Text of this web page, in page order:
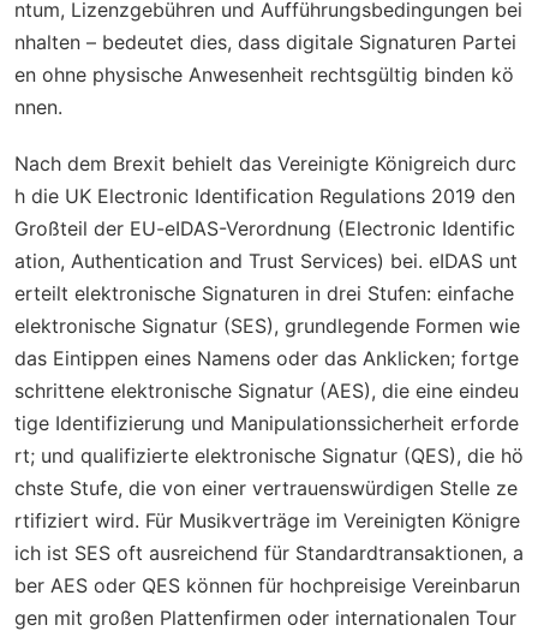
ntum, Lizenzgebühren und Aufführungsbedingungen bei
nhalten – bedeutet dies, dass digitale Signaturen Partei
en ohne physische Anwesenheit rechtsgültig binden kö
nnen.
Nach dem Brexit behielt das Vereinigte Königreich durc
h die UK Electronic Identification Regulations 2019 den
Großteil der EU-eIDAS-Verordnung (Electronic Identific
ation, Authentication and Trust Services) bei. eIDAS unt
erteilt elektronische Signaturen in drei Stufen: einfache
elektronische Signatur (SES), grundlegende Formen wie
das Eintippen eines Namens oder das Anklicken; fortge
schrittene elektronische Signatur (AES), die eine eindeu
tige Identifizierung und Manipulationssicherheit erforde
rt; und qualifizierte elektronische Signatur (QES), die hö
chste Stufe, die von einer vertrauenswürdigen Stelle ze
rtifiziert wird. Für Musikverträge im Vereinigten Königre
ich ist SES oft ausreichend für Standardtransaktionen, a
ber AES oder QES können für hochpreisige Vereinbarun
gen mit großen Plattenfirmen oder internationalen Tour